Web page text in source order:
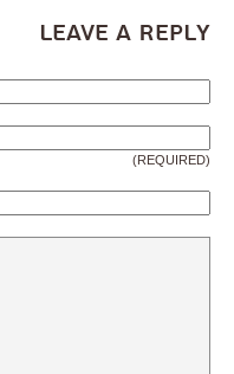
Leave a Reply
(REQUIRED)